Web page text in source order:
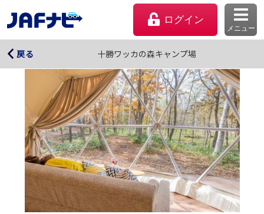
ログイン
メニュー
マイページ
戻る 十勝ワッカの森キャンプ場
十勝ワッカの森キャンプ場